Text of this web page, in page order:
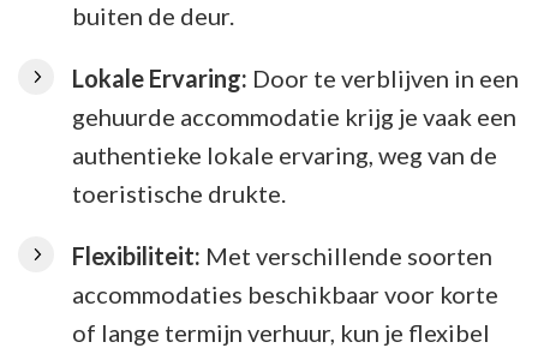
buiten de deur.
Lokale Ervaring: Door te verblijven in een
gehuurde accommodatie krijg je vaak een
authentieke lokale ervaring, weg van de
toeristische drukte.
Flexibiliteit: Met verschillende soorten
accommodaties beschikbaar voor korte
of lange termijn verhuur, kun je flexibel